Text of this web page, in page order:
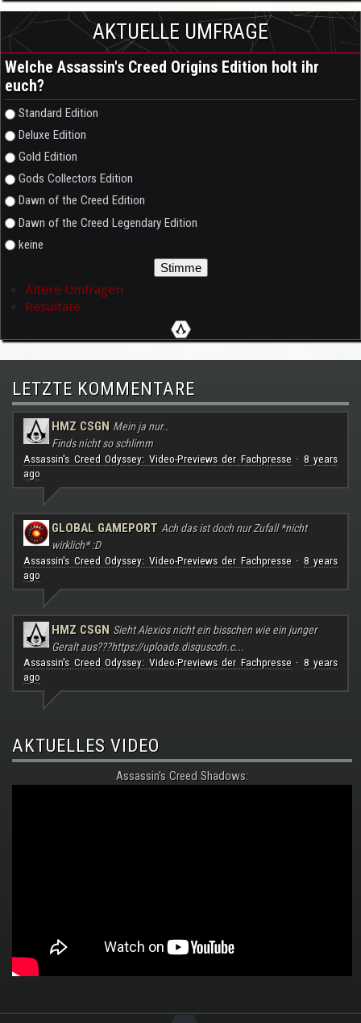
AKTUELLE UMFRAGE
Welche Assassin's Creed Origins Edition holt ihr
euch?
Auswahlmöglichkeiten
Standard Edition
Deluxe Edition
Gold Edition
Gods Collectors Edition
Dawn of the Creed Edition
Dawn of the Creed Legendary Edition
keine
Ältere Umfragen
Resultate
LETZTE KOMMENTARE
HMZ CSGN Mein ja nur..
Finds nicht so schlimm
Assassin's Creed Odyssey: Video-Previews der Fachpresse· 8 years
ago
GLOBAL GAMEPORT Ach das ist doch nur Zufall *nicht
wirklich* :D
Assassin's Creed Odyssey: Video-Previews der Fachpresse· 8 years
ago
HMZ CSGN Sieht Alexios nicht ein bisschen wie ein junger
Geralt aus???https://uploads.disquscdn.c...
Assassin's Creed Odyssey: Video-Previews der Fachpresse· 8 years
ago
AKTUELLES VIDEO
Assassin's Creed Shadows:
.